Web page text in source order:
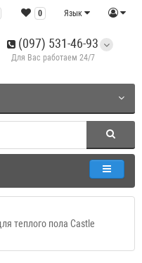
Язык
0
(097) 531-46-93
Для Вас работаем 24/7
теплого пола Castle